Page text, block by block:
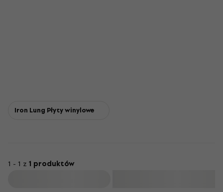
Iron Lung Płyty winylowe
1 - 1 z 1 produktów